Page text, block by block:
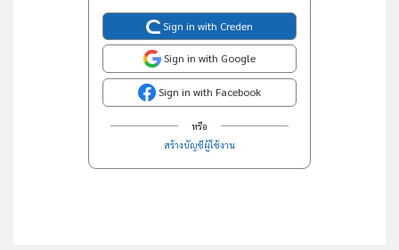
Sign in with Creden
Sign in with Google
Sign in with Facebook
หรือ
สร้างบัญชีผู้ใช้งาน